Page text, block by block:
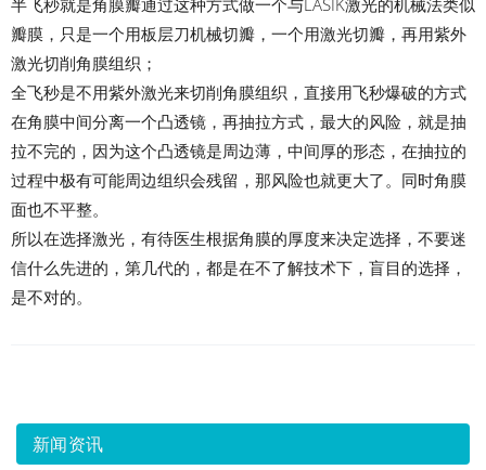
瓣膜，只是一个用板层刀机械切瓣，一个用激光切瓣，再用紫外
激光切削角膜组织；
全飞秒是不用紫外激光来切削角膜组织，直接用飞秒爆破的方式
在角膜中间分离一个凸透镜，再抽拉方式，最大的风险，就是抽
拉不完的，因为这个凸透镜是周边薄，中间厚的形态，在抽拉的
过程中极有可能周边组织会残留，那风险也就更大了。同时角膜
面也不平整。
所以在选择激光，有待医生根据角膜的厚度来决定选择，不要迷
信什么先进的，第几代的，都是在不了解技术下，盲目的选择，
是不对的。
新闻资讯